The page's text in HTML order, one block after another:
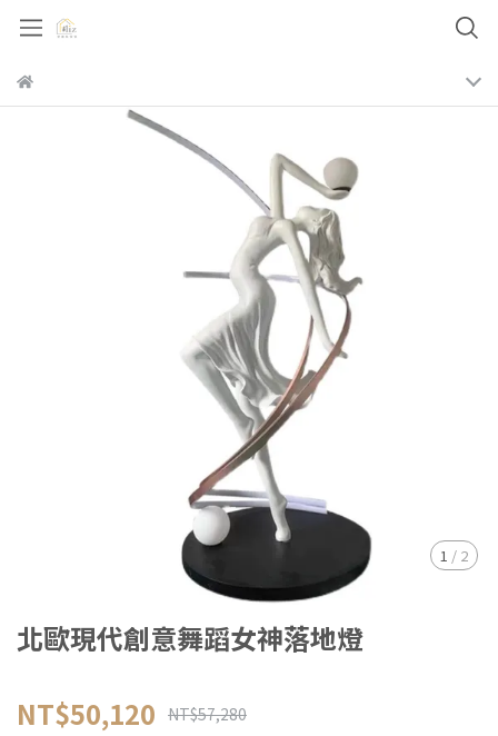
1 / 2
北歐現代創意舞蹈女神落地燈
NT$50,120 NT$57,280